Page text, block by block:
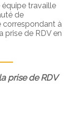
travaille
de
correspondant à
prise de RDV en
prise de RDV